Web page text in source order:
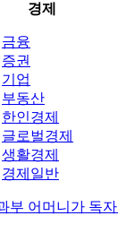
경제
금융
증권
기업
부동산
한인경제
글로벌경제
생활경제
경제일반
부 어머니가 독